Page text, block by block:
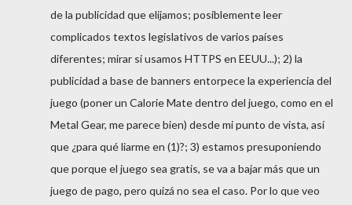
de la publicidad que elijamos; posiblemente leer
complicados textos legislativos de varios países
diferentes; mirar si usamos HTTPS en EEUU...); 2) la
publicidad a base de banners entorpece la experiencia del
juego (poner un Calorie Mate dentro del juego, como en el
Metal Gear, me parece bien) desde mi punto de vista, así
que ¿para qué liarme en (1)?; 3) estamos presuponiendo
que porque el juego sea gratis, se va a bajar más que un
juego de pago, pero quizá no sea el caso. Por lo que veo